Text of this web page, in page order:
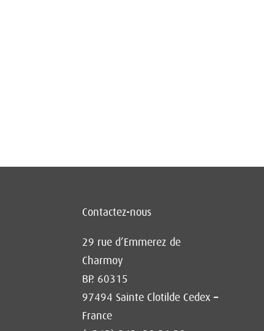
Contactez-nous
29 rue d’Emmerez de
Charmoy
BP. 60315
97494 Sainte Clotilde Cedex –
France